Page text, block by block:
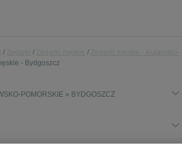
- Bydgoszcz
POMORSKIE » BYDGOSZCZ